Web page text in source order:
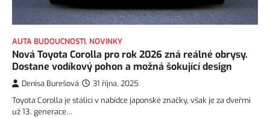
AUTA BUDOUCNOSTI, NOVINKY
Nová Toyota Corolla pro rok 2026 zná reálné obrysy.
Dostane vodíkový pohon a možná šokující design
Denisa Burešová
31 října, 2025
Toyota Corolla je stálicí v nabídce japonské značky, však je za dveřmi
už 13. generace…